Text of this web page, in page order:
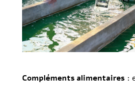
Compléments alimentaires: